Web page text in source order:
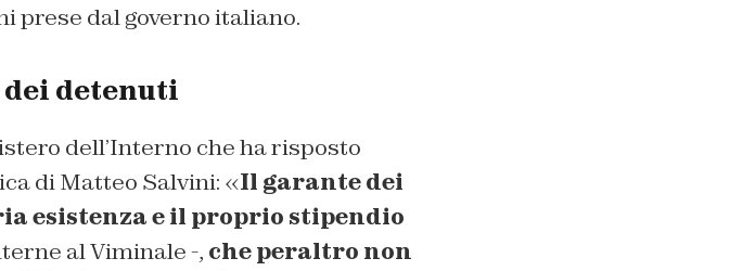
prese dal governo italiano.
detenuti
dell’Interno che ha risposto
di Matteo Salvini: «Il garante dei
esistenza e il proprio stipendio
al Viminale -, che peraltro non